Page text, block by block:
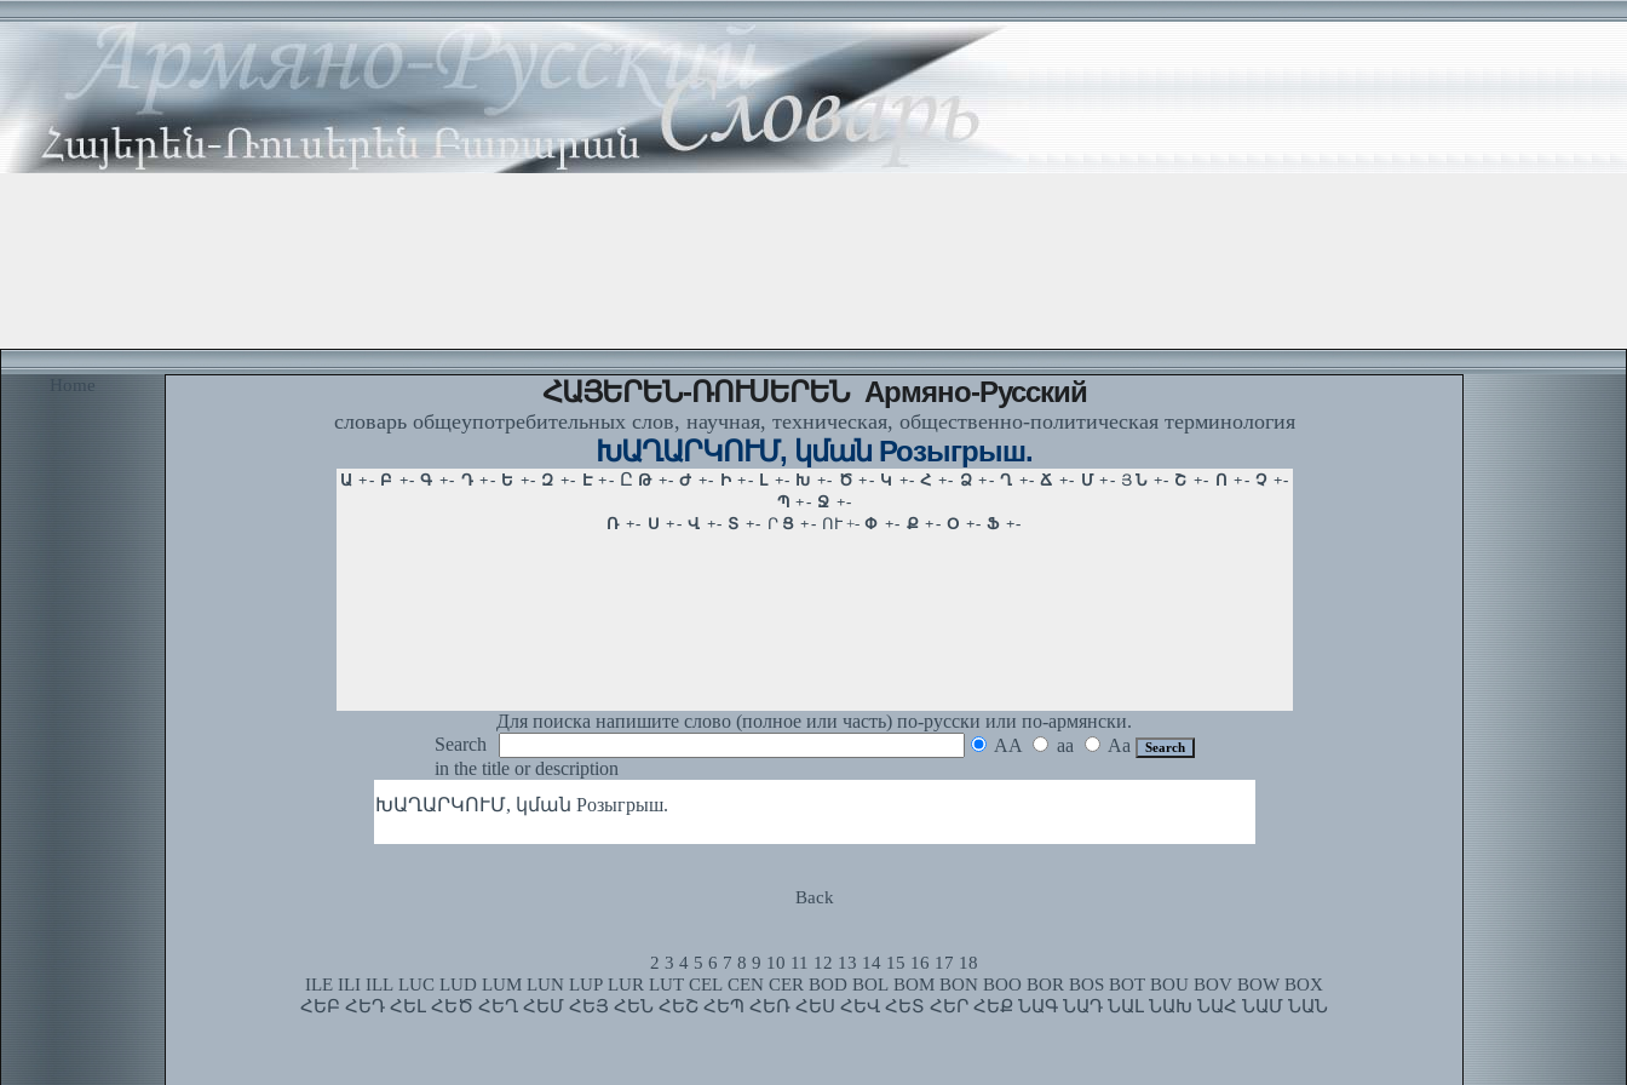
Home ՀԱՅԵՐԵՆ-ՌՈՒՍԵՐԵՆ Армяно-Русский
словарь общеупотребительных слов, научная, техническая, общественно-политическая терминология
ԽԱՂԱՐԿՈՒՄ, կման Розыгрыш.
Для поиска напишите слово (полное или часть) по-русски или по-армянски.
Search
AA aa
Aa
in the title or description
ԽԱՂԱՐԿՈՒՄ, կման Розыгрыш.
Back
2 3 4 5 6 7 8 9 10 11 12 13 14 15 16 17 18
ILE ILI ILL LUC LUD LUM LUN LUP LUR LUT CEL CEN CER BOD BOL BOM BON BOO BOR BOS BOT BOU BOV BOW BOX
ՀԵԲ ՀԵԴ ՀԵԼ ՀԵԾ ՀԵՂ ՀԵՄ ՀԵՅ ՀԵՆ ՀԵՇ ՀԵՊ ՀԵՌ ՀԵՍ ՀԵՎ ՀԵՏ ՀԵՐ ՀԵՔ ՆԱԳ ՆԱԴ ՆԱԼ ՆԱԽ ՆԱՀ ՆԱՄ ՆԱՆ